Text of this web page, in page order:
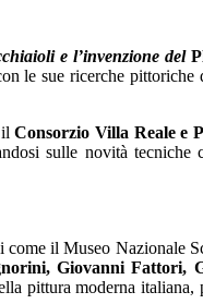
e l’invenzione del
le sue ricerche
ilConsorzio Villa Reale e
sulle novità tecniche
il Museo Nazionale
Giovanni Fattori,
pittura moderna